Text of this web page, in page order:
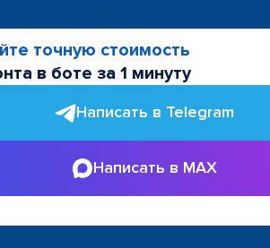
точную стоимость
в боте за 1 минуту
Написать в Telegram
Написать в MAX